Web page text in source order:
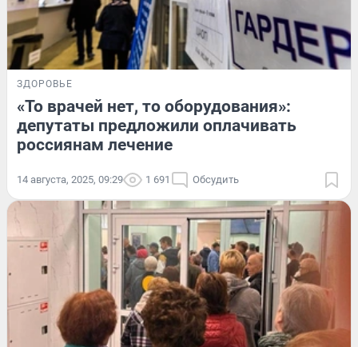
ЗДОРОВЬЕ
«То врачей нет, то оборудования»:
депутаты предложили оплачивать
россиянам лечение
14 августа, 2025, 09:29 1 691 Обсудить